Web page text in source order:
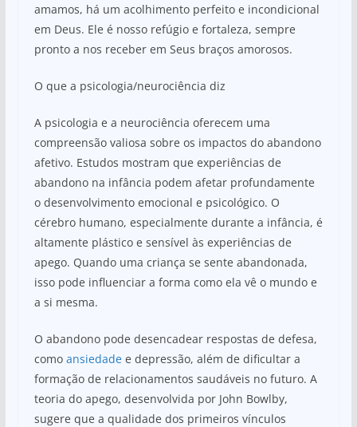
amamos, há um acolhimento perfeito e incondicional
em Deus. Ele é nosso refúgio e fortaleza, sempre
pronto a nos receber em Seus braços amorosos.
O que a psicologia/neurociência diz
A psicologia e a neurociência oferecem uma
compreensão valiosa sobre os impactos do abandono
afetivo. Estudos mostram que experiências de
abandono na infância podem afetar profundamente
o desenvolvimento emocional e psicológico. O
cérebro humano, especialmente durante a infância, é
altamente plástico e sensível às experiências de
apego. Quando uma criança se sente abandonada,
isso pode influenciar a forma como ela vê o mundo e
a si mesma.
O abandono pode desencadear respostas de defesa,
como ansiedadee depressão, além de dificultar a
formação de relacionamentos saudáveis no futuro. A
teoria do apego, desenvolvida por John Bowlby,
sugere que a qualidade dos primeiros vínculos